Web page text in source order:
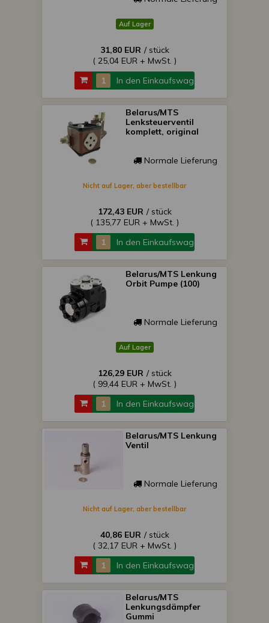
Auf Lager
31,80 EUR / stück
( 25,04 EUR + MwSt. )
In den Einkaufswagen
Belarus/MTS
Lenksteuerventil
komplett, original
Normale Lieferung
Nicht auf Lager, aber bestellbar
172,43 EUR / stück
( 135,77 EUR + MwSt. )
In den Einkaufswagen
Belarus/MTS Lenkung
Orbit Pumpe (100)
Normale Lieferung
Auf Lager
126,29 EUR / stück
( 99,44 EUR + MwSt. )
In den Einkaufswagen
Belarus/MTS Lenkung
Ventil
Normale Lieferung
Nicht auf Lager, aber bestellbar
40,86 EUR / stück
( 32,17 EUR + MwSt. )
In den Einkaufswagen
Belarus/MTS
Lenkungsdämpfer
Gummi